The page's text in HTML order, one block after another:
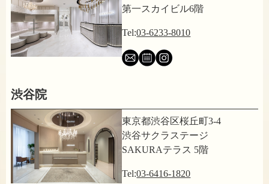
第一スカイビル6階
Tel:03-6233-8010
渋谷院
東京都渋谷区桜丘町3-4
渋谷サクラステージ
SAKURAテラス 5階
Tel:03-6416-1820